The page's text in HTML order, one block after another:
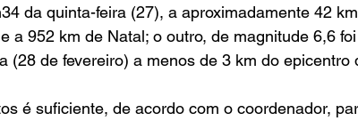
da quinta-feira (27), a aproximadamente 42
a 952 km de Natal; o outro, de magnitude 6,6
(28 de fevereiro) a menos de 3 km do epicentro
é suficiente, de acordo com o coordenador,